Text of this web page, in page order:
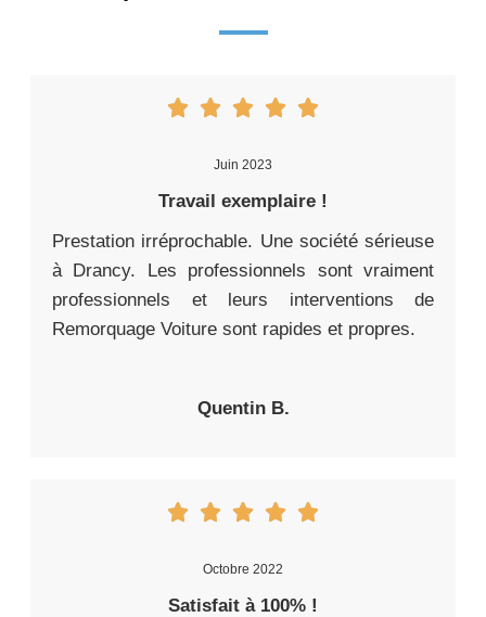
Juin 2023
Travail exemplaire !
Prestation irréprochable. Une société sérieuse
à Drancy. Les professionnels sont vraiment
professionnels et leurs interventions de
Remorquage Voiture sont rapides et propres.
Quentin B.
Octobre 2022
Satisfait à 100% !